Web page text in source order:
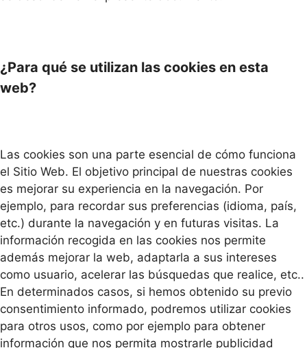
¿Para qué se utilizan las cookies en esta
web?
Las cookies son una parte esencial de cómo funciona
el Sitio Web. El objetivo principal de nuestras cookies
es mejorar su experiencia en la navegación. Por
ejemplo, para recordar sus preferencias (idioma, país,
etc.) durante la navegación y en futuras visitas. La
información recogida en las cookies nos permite
además mejorar la web, adaptarla a sus intereses
como usuario, acelerar las búsquedas que realice, etc..
En determinados casos, si hemos obtenido su previo
consentimiento informado, podremos utilizar cookies
para otros usos, como por ejemplo para obtener
información que nos permita mostrarle publicidad